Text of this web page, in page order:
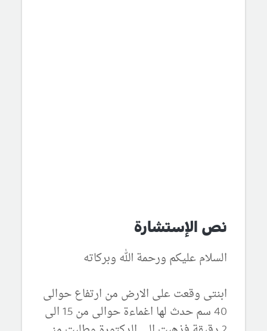
نص الإستشارة
السلام عليكم ورحمة الله وبركاته
ابنتى وقعت على الارض من ارتفاع حوالى
40 سم حدث لها اغماءة حوالى من 1.5 الى